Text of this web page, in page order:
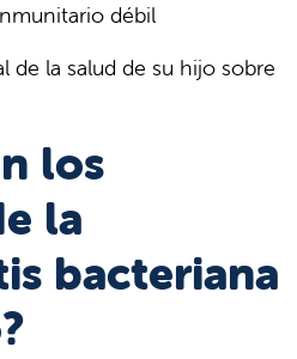
débil
de la salud de su hijo sobre
los
la
bacteriana